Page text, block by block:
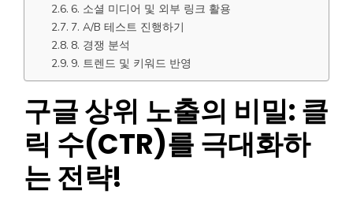
6. 소셜 미디어 및 외부 링크 활용
7. A/B 테스트 진행하기
8. 경쟁 분석
9. 트렌드 및 키워드 반영
구글 상위 노출의 비밀: 클
릭 수(CTR)를 극대화하
는 전략!